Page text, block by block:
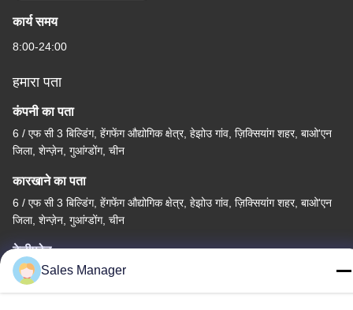
कार्य समय
8:00-24:00
हमारा पता
कंपनी का पता
6 / एफ सी 3 बिल्डिंग, हेंगफेंग औद्योगिक क्षेत्र, हेझोउ गांव, ज़िक्सियांग शहर, बाओ'एन
जिला, शेन्ज़ेन, गुआंग्डोंग, चीन
कारखाने का पता
6 / एफ सी 3 बिल्डिंग, हेंगफेंग औद्योगिक क्षेत्र, हेझोउ गांव, ज़िक्सियांग शहर, बाओ'एन
जिला, शेन्ज़ेन, गुआंग्डोंग, चीन
टेलीफोन
86--13662697476
Sales Manager